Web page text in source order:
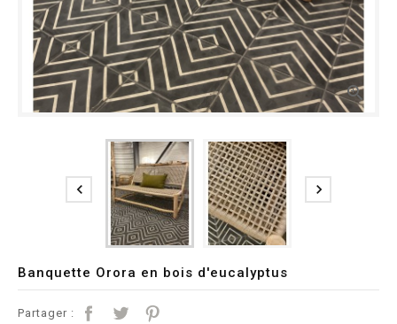

 
Banquette Orora en bois d'eucalyptus
Partager :